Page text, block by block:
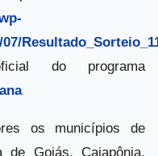
do programa
os municípios de
de Goiás, Caiapônia,